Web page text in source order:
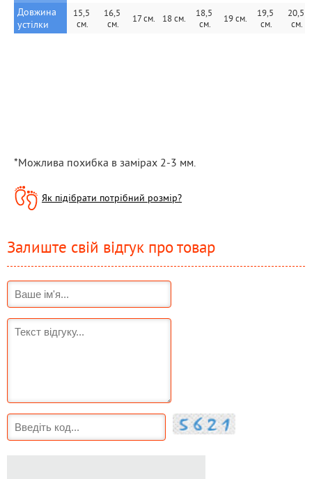
Довжина
устілки
15,5
см.
16,5
см.
17 см. 18 см.
18,5
см.
19 см.
19,5
см.
20,5
см.
*Можлива похибка в замірах 2-3 мм.
Як підібрати потрібний розмір?
Залиште свій відгук про товар